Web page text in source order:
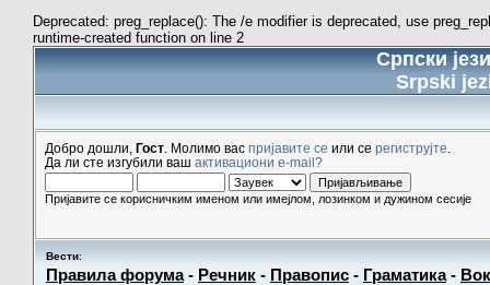
Deprecated: preg_replace(): The /e modifier is deprecated, use
runtime-created function on line 2
Српски
Srpski
Добро дошли, Гост . Молимо вас пријавите се или се региструјте
Да ли сте изгубили ваш активациони e-mail?
Пријавите се корисничким именом или имејлом, лозинком и дужином сесије
Вести:
Правила форума- Речник - Правопис - Граматика-